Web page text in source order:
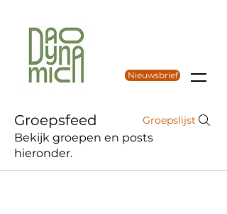
Nieuwsbrief
Groepsfeed Groepslijst
Bekijk groepen en posts
hieronder.